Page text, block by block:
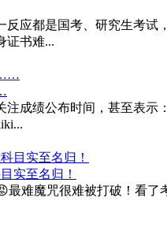
应都是国考、研究生考
证书难...
成绩公布时间，甚至表
实至名归！
难魔咒很难被打破！看了